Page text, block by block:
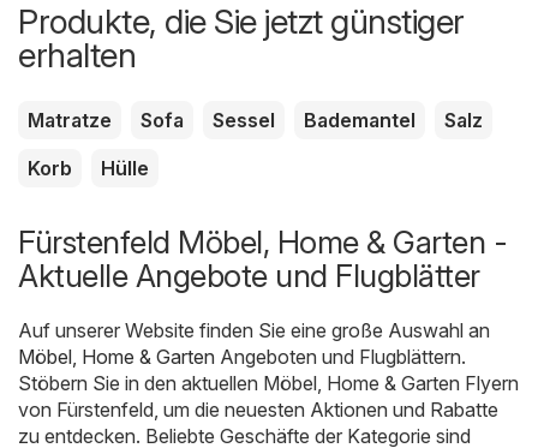
Produkte, die Sie jetzt günstiger
erhalten
Matratze Sofa Sessel Bademantel
Salz
Korb
Hülle
Fürstenfeld Möbel, Home & Garten -
Aktuelle Angebote und Flugblätter
Auf unserer Website finden Sie eine große Auswahl an
Möbel, Home & Garten Angeboten und Flugblättern.
Stöbern Sie in den aktuellen Möbel, Home & Garten Flyern
von Fürstenfeld, um die neuesten Aktionen und Rabatte
zu entdecken. Beliebte Geschäfte der Kategorie sind